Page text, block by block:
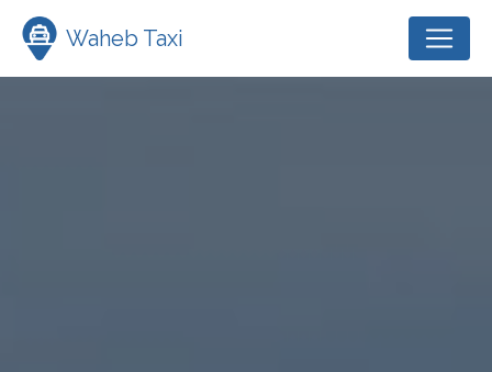
Waheb Taxi
Panneau de gestion des cookies